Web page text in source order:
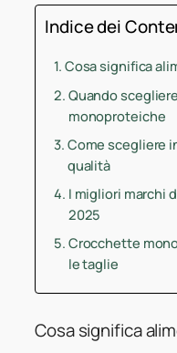
Indice dei
Cosa significa
Quando
monoproteiche
Come scegliere
qualità
I migliori marchi
2025
Crocchette
le taglie
Cosa significa